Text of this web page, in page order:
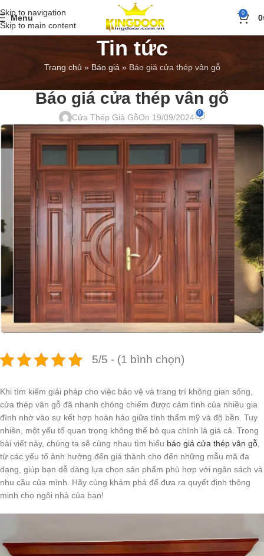
Skip to navigation
Skip to main content
Menu 0 0
Tin tức
Trang chủ » Báo giá » Báo giá cửa thép vân gỗ
BÁO GIÁ,
Báo giá cửa thép vân gỗ
Cửa Thép Giả GỗOn 19/09/2024 0
5/5 - (1 bình chọn)
Khi tìm kiếm giải pháp cho việc bảo vệ và trang trí không gian sống,
cửa thép vân gỗ đã nhanh chóng chiếm được cảm tình của nhiều gia
đình nhờ vào sự kết hợp hoàn hảo giữa tính thẩm mỹ và độ bền. Tuy
nhiên, một yếu tố quan trọng không thể bỏ qua chính là giá cả. Trong
bài viết này, chúng ta sẽ cùng nhau tìm hiểu báo giá cửa thép vân gỗ
từ các yếu tố ảnh hưởng đến giá thành cho đến những mẫu mã đa
dạng, giúp bạn dễ dàng lựa chọn sản phẩm phù hợp với ngân sách và
nhu cầu của mình. Hãy cùng khám phá để đưa ra quyết định thông
minh cho ngôi nhà của bạn!